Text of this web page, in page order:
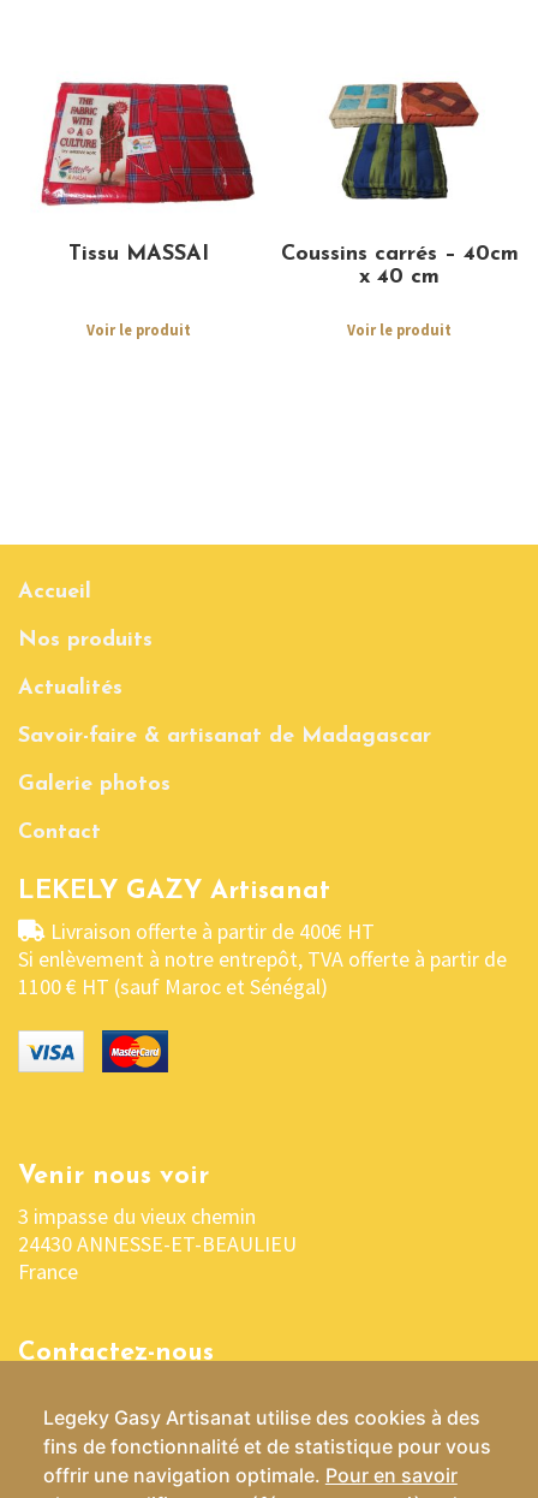
Tissu MASSAI
Voir le produit
Coussins carrés – 40cm
x 40 cm
Voir le produit
Accueil
Nos produits
Actualités
Savoir-faire & artisanat de Madagascar
Galerie photos
Contact
LEKELY GAZY Artisanat
Livraison offerte à partir de 400€ HT
Si enlèvement à notre entrepôt, TVA offerte à partir de
1100 € HT (sauf Maroc et Sénégal)
Venir nous voir
3 impasse du vieux chemin
24430 ANNESSE-ET-BEAULIEU
France
Contactez-nous
contact@lekelygasy-artisanat.fr
Legeky Gasy Artisanat utilise des cookies à des
fins de fonctionnalité et de statistique pour vous
offrir une navigation optimale. Pour en savoir